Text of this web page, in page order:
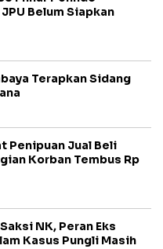
Belum Siapkan
Terapkan Sidang
Penipuan Jual Beli
Korban Tembus Rp
NK, Peran Eks
Kasus Pungli Masih